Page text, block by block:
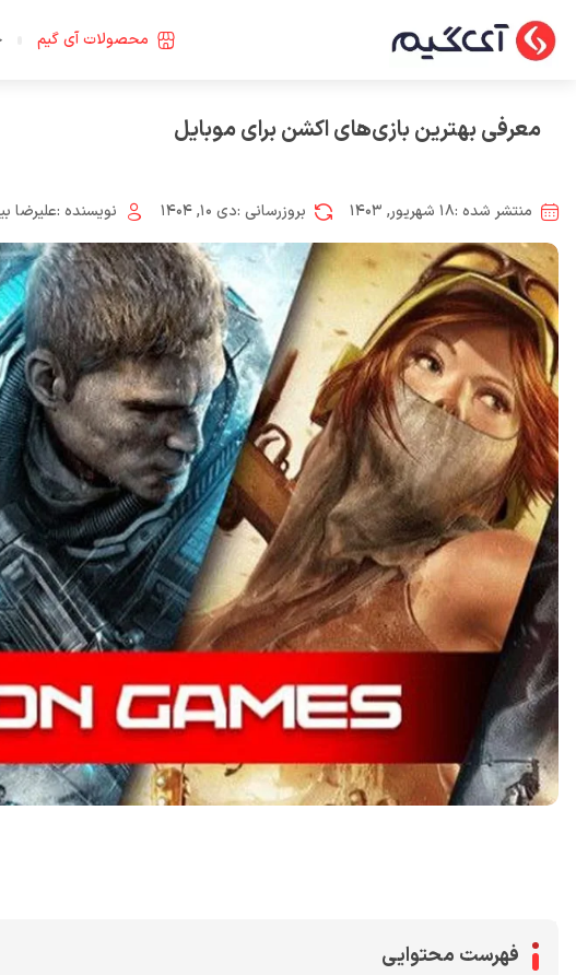
محصولات آی گیم
معرفی بهترین بازی‌های اکشن برای موبایل
منتشر شده :۱۸ شهریور, ۱۴۰۳ بروزرسانی :دی ۱۰, ۱۴۰۴ نویسنده :علیرضا
فهرست محتوایی